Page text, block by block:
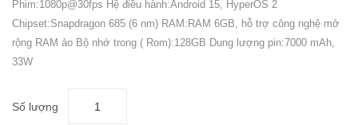
Phim:1080p@30fps Hệ điều hành:Android 15, HyperOS 2
Chipset:Snapdragon 685 (6 nm) RAM:RAM 6GB, hỗ trợ công nghệ mở
rộng RAM ảo Bộ nhớ trong ( Rom):128GB Dung lượng pin:7000 mAh,
33W
Số lượng